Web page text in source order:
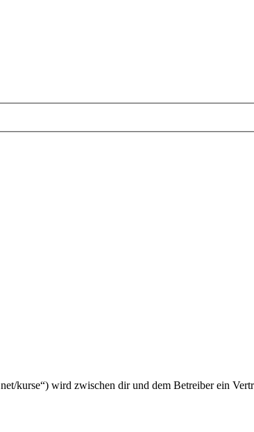
kurse“) wird zwischen dir und dem Betreiber ein